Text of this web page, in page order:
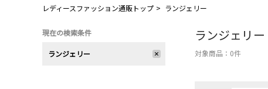
レディースファッション通販トップ ランジェリー
ランジェリー
対象商品： 0件
現在の検索条件
ランジェリー